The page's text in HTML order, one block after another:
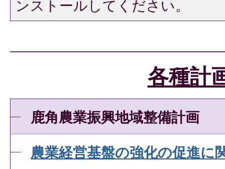
ンストールしてください。
各種計
鹿角農業振興地域整備計画
農業経営基盤の強化の促進に